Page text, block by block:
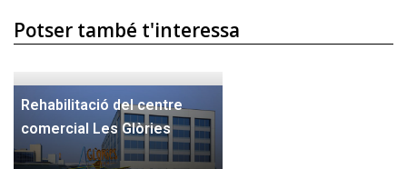
Potser també t'interessa
Rehabilitació del centre
comercial Les Glòries